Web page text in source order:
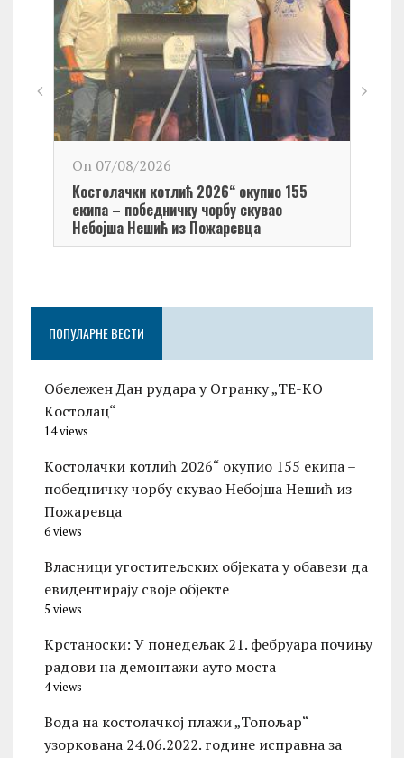
On 07/08/2026
Kостолачки котлић 2026“ окупио 155
екипа – победничку чорбу скувао
Небојша Нешић из Пожаревца
ПОПУЛАРНЕ ВЕСТИ
Обележен Дан рудара у Огранку „ТЕ-KО
Kостолац“
14 views
Kостолачки котлић 2026“ окупио 155 екипа –
победничку чорбу скувао Небојша Нешић из
Пожаревца
6 views
Власници угоститељских објеката у обавези да
евидентирају своје објекте
5 views
Kрстаноски: У понедељак 21. фебруара почињу
радови на демонтажи ауто моста
4 views
Вода на костолачкој плажи „Топољар“
узоркована 24.06.2022. године исправна за